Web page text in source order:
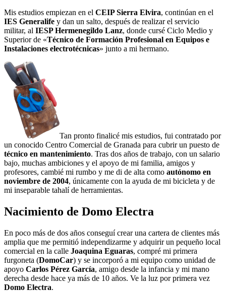
Mis estudios empiezan en el CEIP Sierra Elvira, continúan en el
IES Generalife y dan un salto, después de realizar el servicio
militar, al IESP Hermenegildo Lanz, donde cursé Ciclo Medio y
Superior de «Técnico de Formación Profesional en Equipos e
Instalaciones electrotécnicas» junto a mi hermano.
Tan pronto finalicé mis estudios, fui contratado por
un conocido Centro Comercial de Granada para cubrir un puesto de
técnico en mantenimiento. Tras dos años de trabajo, con un salario
bajo, muchas ambiciones y el apoyo de mi familia, amigos y
profesores, cambié mi rumbo y me di de alta como autónomo en
noviembre de 2004, únicamente con la ayuda de mi bicicleta y de
mi inseparable tahalí de herramientas.
Nacimiento de Domo Electra
En poco más de dos años conseguí crear una cartera de clientes más
amplia que me permitió independizarme y adquirir un pequeño local
comercial en la calle Joaquina Eguaras, compré mi primera
furgoneta (DomoCar) y se incorporó a mi equipo como unidad de
apoyo Carlos Pérez García, amigo desde la infancia y mi mano
derecha desde hace ya más de 10 años. Ve la luz por primera vez
Domo Electra.